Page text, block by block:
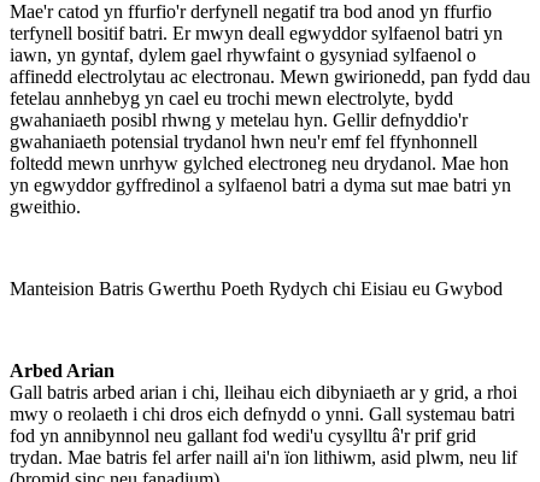
Mae'r catod yn ffurfio'r derfynell negatif tra bod anod yn ffurfio
terfynell bositif batri. Er mwyn deall egwyddor sylfaenol batri yn
iawn, yn gyntaf, dylem gael rhywfaint o gysyniad sylfaenol o
affinedd electrolytau ac electronau. Mewn gwirionedd, pan fydd dau
fetelau annhebyg yn cael eu trochi mewn electrolyte, bydd
gwahaniaeth posibl rhwng y metelau hyn. Gellir defnyddio'r
gwahaniaeth potensial trydanol hwn neu'r emf fel ffynhonnell
foltedd mewn unrhyw gylched electroneg neu drydanol. Mae hon
yn egwyddor gyffredinol a sylfaenol batri a dyma sut mae batri yn
gweithio.
Manteision Batris Gwerthu Poeth Rydych chi Eisiau eu Gwybod
Arbed Arian
Gall batris arbed arian i chi, lleihau eich dibyniaeth ar y grid, a rhoi
mwy o reolaeth i chi dros eich defnydd o ynni. Gall systemau batri
fod yn annibynnol neu gallant fod wedi'u cysylltu â'r prif grid
trydan. Mae batris fel arfer naill ai'n ïon lithiwm, asid plwm, neu lif